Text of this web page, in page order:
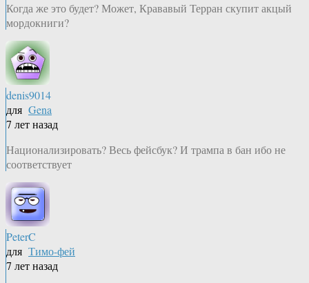
Когда же это будет? Может, Крававый Терран скупит акцый
мордокниги?
denis9014
для Gena
7 лет назад
Национализировать? Весь фейсбук? И трампа в бан ибо не
соответствует
PeterC
для Тимо-фей
7 лет назад